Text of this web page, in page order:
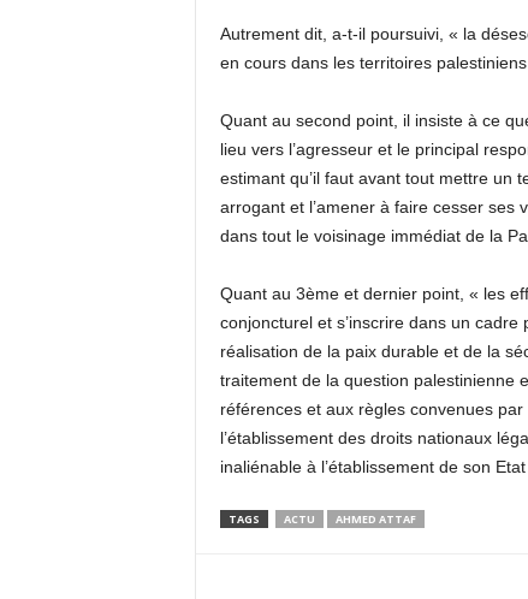
Autrement dit, a-t-il poursuivi, « la
en cours dans les territoires
Quant au second point, il insiste à ce
lieu vers l’agresseur et le principal
estimant qu’il faut avant tout mettre un
arrogant et l’amener à faire cesser ses
dans tout le voisinage immédiat de la
Quant au 3ème et dernier point, « les
conjoncturel et s’inscrire dans un
réalisation de la paix durable et de la
traitement de la question palestinienne
références et aux règles convenues
l’établissement des droits nationaux
inaliénable à l’établissement de son
TAGS ACTU AHMED ATTAF